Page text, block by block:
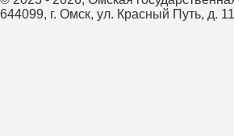
644099, г. Омск, ул. Красный Путь, д. 11